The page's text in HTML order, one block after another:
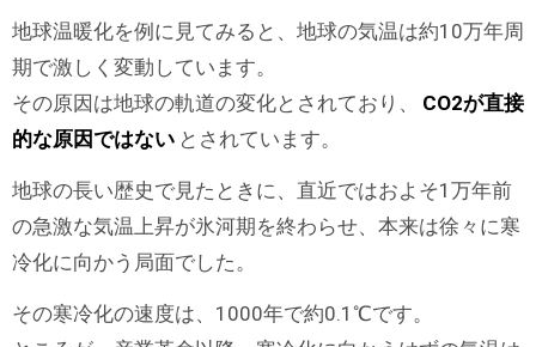
地球温暖化を例に見てみると、地球の気温は約10万年周
期で激しく変動しています。
その原因は地球の軌道の変化とされており、
CO2が直接
的な原因ではない とされています。
地球の長い歴史で見たときに、直近ではおよそ1万年前
の急激な気温上昇が氷河期を終わらせ、本来は徐々に寒
冷化に向かう局面でした。
その寒冷化の速度は、1000年で約0.1℃です。